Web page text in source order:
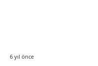
6 yıl önce